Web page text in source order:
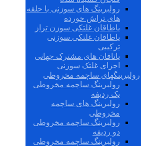
رولبرینگ های سوزنی با حلقه
های تراش خورده
یاطاقان غلتکی سوزن تراز
یاطاقان غلتکی سوزنی
ترکیبی
یاتاقان های مشترک جهانی
اجزای غلتک سوزنی
رولبرینگهای ساچمه مخروطی
رولبرینگ ساچمه مخروطی
یک ردیفه
رولبرینگ های ساچمه
مخروطی
رولبرینگ ساچمه مخروطی
دو ردیفه
رولبرینگ ساچمه مخروطی